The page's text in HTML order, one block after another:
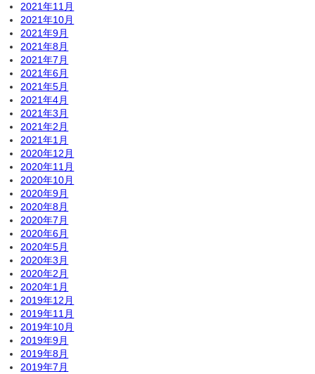
2021年11月
2021年10月
2021年9月
2021年8月
2021年7月
2021年6月
2021年5月
2021年4月
2021年3月
2021年2月
2021年1月
2020年12月
2020年11月
2020年10月
2020年9月
2020年8月
2020年7月
2020年6月
2020年5月
2020年3月
2020年2月
2020年1月
2019年12月
2019年11月
2019年10月
2019年9月
2019年8月
2019年7月